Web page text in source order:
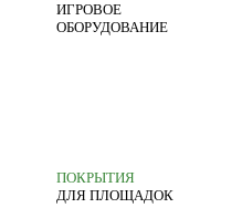
ИГРОВОЕ
ОБОРУДОВАНИЕ
ПОКРЫТИЯ
ДЛЯ ПЛОЩАДОК